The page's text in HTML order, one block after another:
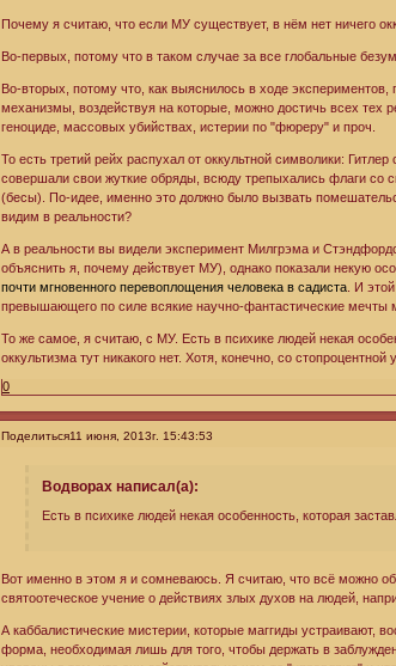
Почему я считаю, что если МУ существует, в нём нет ничего
Во-первых, потому что в таком случае за все глобальные
Во-вторых, потому что, как выяснилось в ходе
механизмы, воздействуя на которые, можно достичь всех тех
геноциде, массовых убийствах, истерии по "фюреру" и проч.
То есть третий рейх распухал от оккультной символики:
совершали свои жуткие обряды, всюду трепыхались флаги со
(бесы). По-идее, именно это должно было вызвать
видим в реальности?
А в реальности вы видели эксперимент Милгрэма и
объяснить я, почему действует МУ), однако показали некую
почти мгновенного перевоплощения человека в садиста . И
превышающего по силе всякие научно-фантастические мечты
То же самое, я считаю, с МУ. Есть в психике людей некая
оккультизма тут никакого нет. Хотя, конечно, со стопроцентной
0
Поделиться11 июня, 2013г. 15:43:53
Водворах написал(а):
Есть в психике людей некая особенность, которая
Вот именно в этом я и сомневаюсь. Я считаю, что всё можно
святоотеческое учение о действиях злых духов на людей,
А каббалистические мистерии, которые маггиды устраивают,
форма, необходимая лишь для того, чтобы держать в